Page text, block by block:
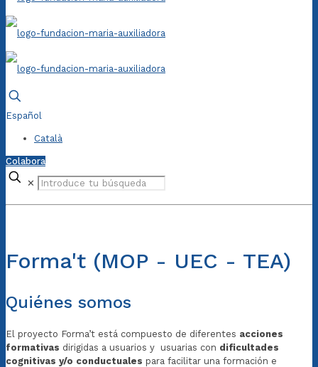
Español
Català
Colabora
✕
Forma't (MOP - UEC - TEA)
Quiénes somos
El proyecto Forma’t está compuesto de diferentes acciones
formativas dirigidas a usuarios y usuarias con dificultades
cognitivas y/o conductuales para facilitar una formación e